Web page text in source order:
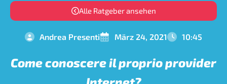
Alle Ratgeber ansehen
Andrea Presenti März 24, 2021 10:45
Come conoscere il proprio provider